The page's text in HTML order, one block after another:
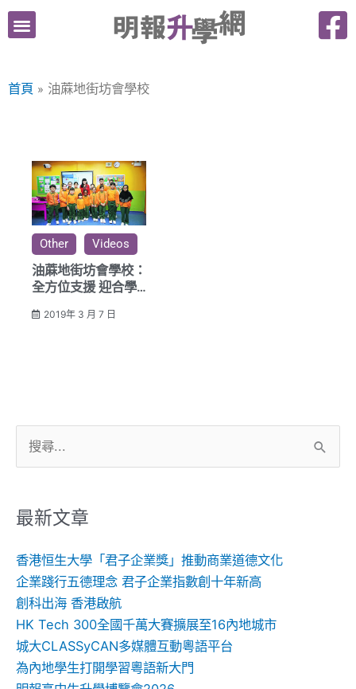
跳
內首頁 油蔴地街坊會學校
Other Videos
油蔴地街坊會學校：
全方位支援 迎合學
2019年 3 月 7 日
尋
鍵
最新文章
香港恒生大學「君子企業獎」推動商業道德文化
企業踐行五德理念 君子企業指數創十年新高
創科出海 香港啟航
HK Tech 300全國千萬大賽擴展至16內地城市
城大CLASSyCAN多媒體互動粵語平台
為內地學生打開學習粵語新大門